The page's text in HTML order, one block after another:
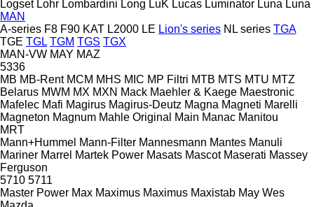
Logset Lohr Lombardini Long LuK Lucas Luminator Luna Luna
MAN
A-series F8 F90 KAT L2000 LE Lion's series NL series TGA
TGE TGL TGM TGS TGX
MAN-VW MAY MAZ
5336
MB MB-Rent MCM MHS MIC MP Filtri MTB MTS MTU MTZ
Belarus MWM MX MXN Mack Maehler & Kaege Maestronic
Mafelec Mafi Magirus Magirus-Deutz Magna Magneti Marelli
Magneton Magnum Mahle Original Main Manac Manitou
MRT
Mann+Hummel Mann-Filter Mannesmann Mantes Manuli
Mariner Marrel Martek Power Masats Mascot Maserati Massey
Ferguson
5710 5711
Master Power Max Maximus Maximus Maxistab May Wes